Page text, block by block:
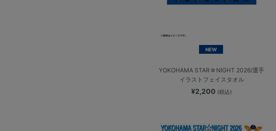
NEW
YOKOHAMA STAR☆NIGHT 2026/選手
イラストフェイスタオル
¥2,200 (税込)